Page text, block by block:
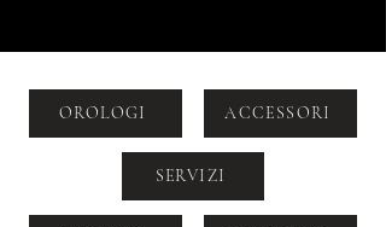
OROLOGI ACCESSORI
SERVIZI